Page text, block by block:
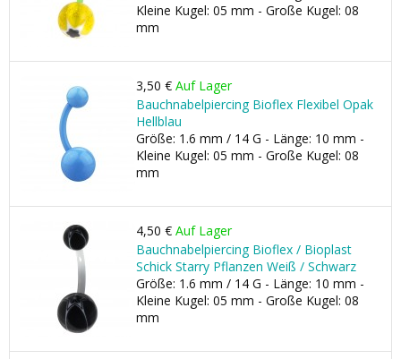
Kleine Kugel: 05 mm - Große Kugel: 08
mm
3,50 € Auf Lager
Bauchnabelpiercing Bioflex Flexibel Opak
Hellblau
Größe: 1.6 mm / 14 G - Länge: 10 mm -
Kleine Kugel: 05 mm - Große Kugel: 08
mm
4,50 € Auf Lager
Bauchnabelpiercing Bioflex / Bioplast
Schick Starry Pflanzen Weiß / Schwarz
Größe: 1.6 mm / 14 G - Länge: 10 mm -
Kleine Kugel: 05 mm - Große Kugel: 08
mm